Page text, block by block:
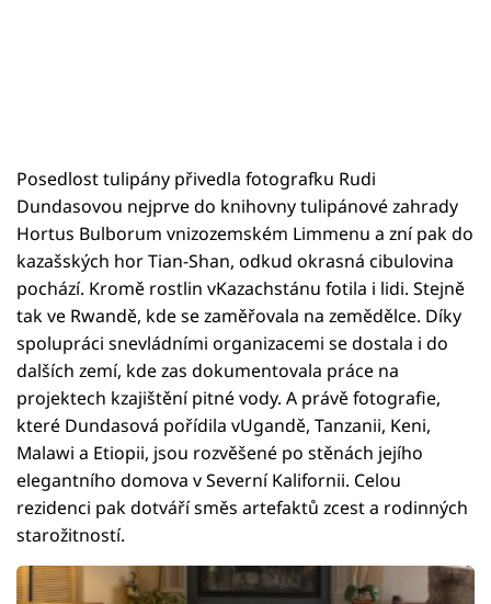
Posedlost tulipány přivedla fotografku Rudi
Dundasovou nejprve do knihovny tulipánové zahrady
Hortus Bulborum vnizozemském Limmenu a zní pak do
kazašských hor Tian-Shan, odkud okrasná cibulovina
pochází. Kromě rostlin vKazachstánu fotila i lidi. Stejně
tak ve Rwandě, kde se zaměřovala na zemědělce. Díky
spolupráci snevládními organizacemi se dostala i do
dalších zemí, kde zas dokumentovala práce na
projektech kzajištění pitné vody. A právě fotografie,
které Dundasová pořídila vUgandě, Tanzanii, Keni,
Malawi a Etiopii, jsou rozvěšené po stěnách jejího
elegantního domova v Severní Kalifornii. Celou
rezidenci pak dotváří směs artefaktů zcest a rodinných
starožitností.